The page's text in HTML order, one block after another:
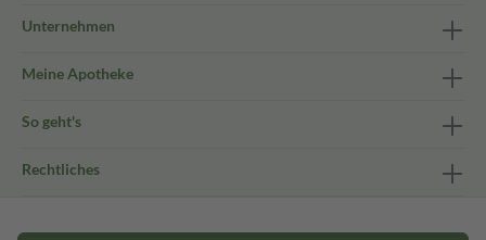
Unternehmen
Meine Apotheke
So geht's
Rechtliches